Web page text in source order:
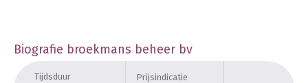
Biografie broekmans beheer bv
Tijdsduur Prijsindicatie